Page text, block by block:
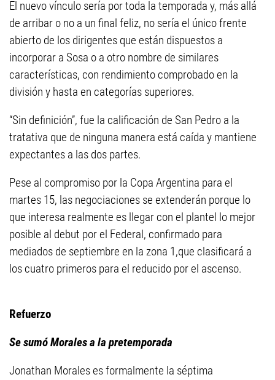
El nuevo vínculo sería por toda la temporada y, más allá
de arribar o no a un final feliz, no sería el único frente
abierto de los dirigentes que están dispuestos a
incorporar a Sosa o a otro nombre de similares
características, con rendimiento comprobado en la
división y hasta en categorías superiores.
“Sin definición”, fue la calificación de San Pedro a la
tratativa que de ninguna manera está caída y mantiene
expectantes a las dos partes.
Pese al compromiso por la Copa Argentina para el
martes 15, las negociaciones se extenderán porque lo
que interesa realmente es llegar con el plantel lo mejor
posible al debut por el Federal, confirmado para
mediados de septiembre en la zona 1,que clasificará a
los cuatro primeros para el reducido por el ascenso.
Refuerzo
Se sumó Morales a la pretemporada
Jonathan Morales es formalmente la séptima